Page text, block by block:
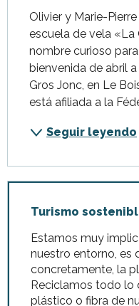
Olivier y Marie-
escuela de vela «La
nombre curioso
bienvenida de abril
Gros Jonc, en Le
está afiliada a la
Seguir leyendo
Turismo
Estamos muy
nuestro entorno, es
concretamente, la
Reciclamos todo lo
plástico o fibra de